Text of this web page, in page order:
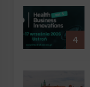
4